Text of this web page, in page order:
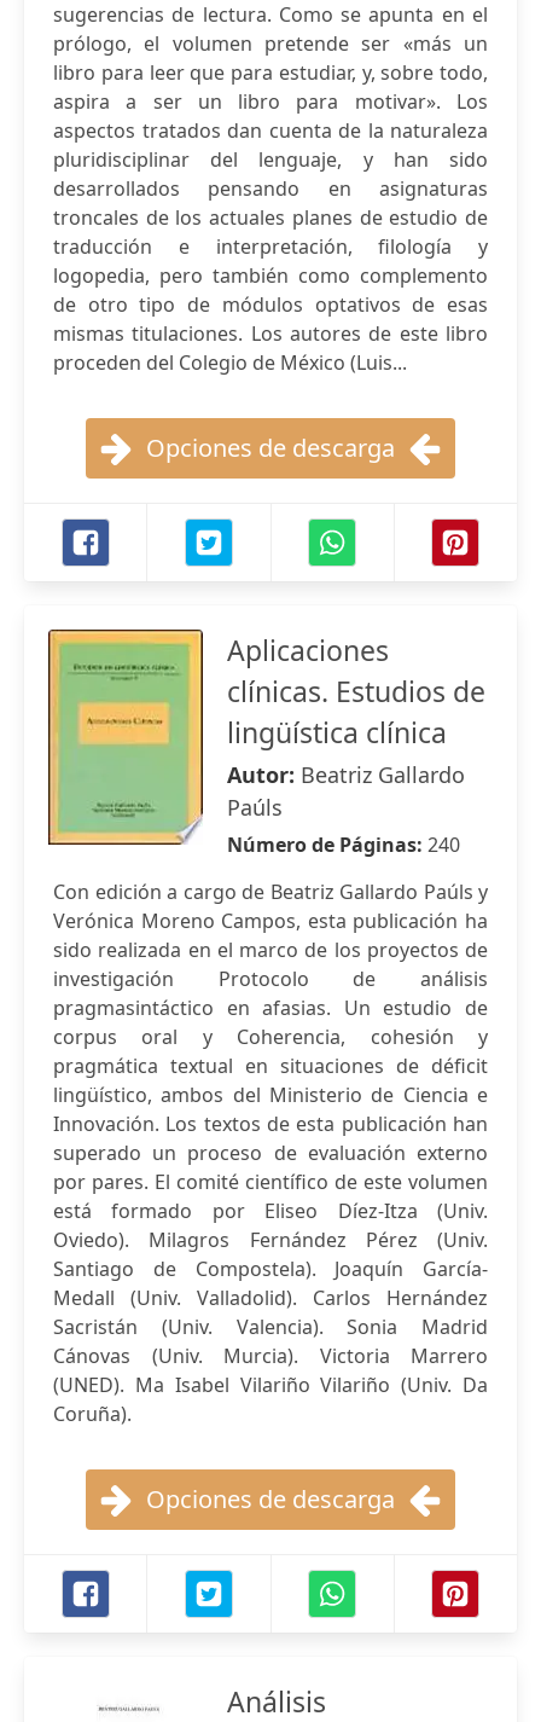
sugerencias de lectura. Como se apunta en el
prólogo, el volumen pretende ser «más un
libro para leer que para estudiar, y, sobre todo,
aspira a ser un libro para motivar». Los
aspectos tratados dan cuenta de la naturaleza
pluridisciplinar del lenguaje, y han sido
desarrollados pensando en asignaturas
troncales de los actuales planes de estudio de
traducción e interpretación, filología y
logopedia, pero también como complemento
de otro tipo de módulos optativos de esas
mismas titulaciones. Los autores de este libro
proceden del Colegio de México (Luis...
Opciones de descarga
Aplicaciones
clínicas. Estudios de
lingüística clínica
Autor: Beatriz Gallardo
Paúls
Número de Páginas: 240
Con edición a cargo de Beatriz Gallardo Paúls y
Verónica Moreno Campos, esta publicación ha
sido realizada en el marco de los proyectos de
investigación Protocolo de análisis
pragmasintáctico en afasias. Un estudio de
corpus oral y Coherencia, cohesión y
pragmática textual en situaciones de déficit
lingüístico, ambos del Ministerio de Ciencia e
Innovación. Los textos de esta publicación han
superado un proceso de evaluación externo
por pares. El comité científico de este volumen
está formado por Eliseo Díez-Itza (Univ.
Oviedo). Milagros Fernández Pérez (Univ.
Santiago de Compostela). Joaquín García-
Medall (Univ. Valladolid). Carlos Hernández
Sacristán (Univ. Valencia). Sonia Madrid
Cánovas (Univ. Murcia). Victoria Marrero
(UNED). Ma Isabel Vilariño Vilariño (Univ. Da
Coruña).
Opciones de descarga
Análisis